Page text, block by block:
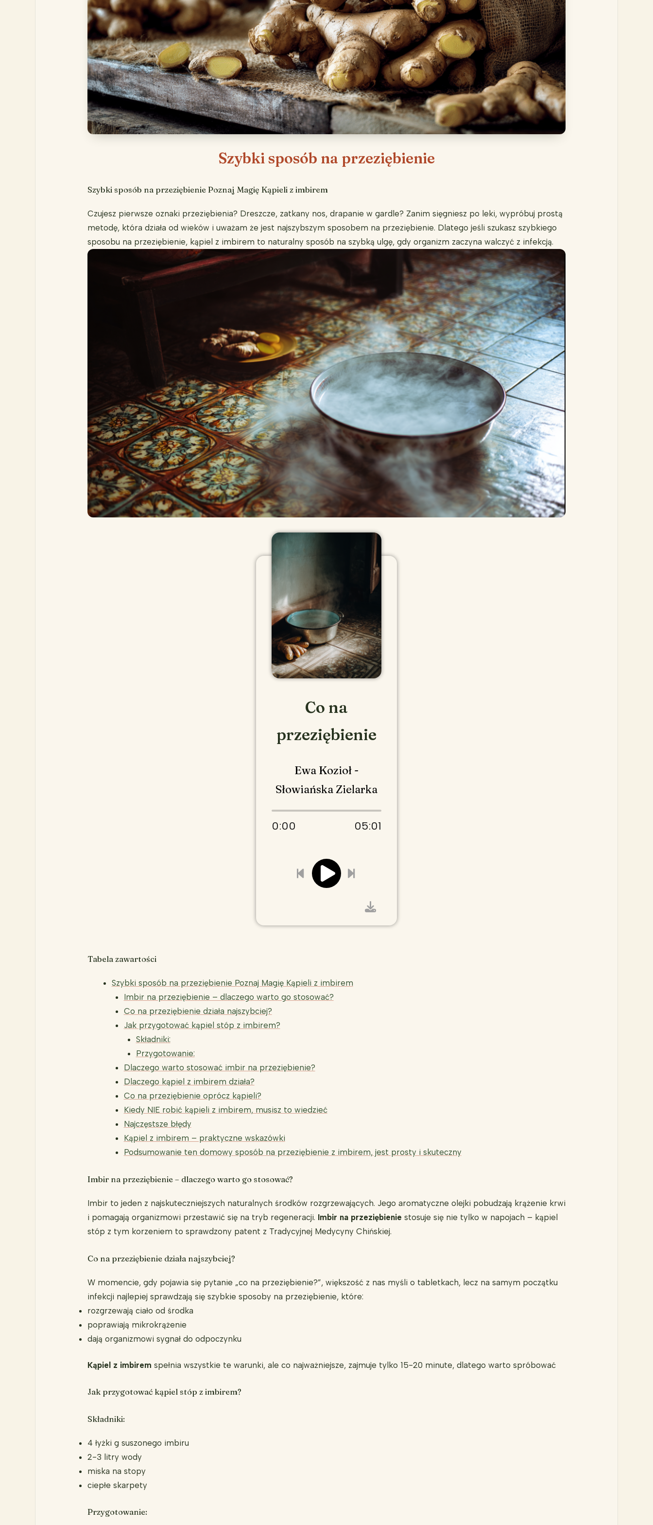
Szybki sposób na przeziębienie
Szybki sposób na przeziębienie Poznaj Magię Kąpieli z imbirem
Czujesz pierwsze oznaki przeziębienia? Dreszcze, zatkany nos, drapanie w gardle? Zanim sięgniesz po leki, wypróbuj prostą
metodę, która działa od wieków i uważam że jest najszybszym sposobem na przeziębienie. Dlatego jeśli szukasz szybkiego
sposobu na przeziębienie, kąpiel z imbirem to naturalny sposób na szybką ulgę, gdy organizm zaczyna walczyć z infekcją.
Co na
przeziębienie
Ewa Kozioł -
Słowiańska Zielarka
0:00 05:01
Tabela zawartości
Szybki sposób na przeziębienie Poznaj Magię Kąpieli z imbirem
Imbir na przeziębienie – dlaczego warto go stosować?
Co na przeziębienie działa najszybciej?
Jak przygotować kąpiel stóp z imbirem?
Składniki:
Przygotowanie:
Dlaczego warto stosować imbir na przeziębienie?
Dlaczego kąpiel z imbirem działa?
Co na przeziębienie oprócz kąpieli?
Kiedy NIE robić kąpieli z imbirem, musisz to wiedzieć
Najczęstsze błędy
Kąpiel z imbirem – praktyczne wskazówki
Podsumowanie ten domowy sposób na przeziębienie z imbirem, jest prosty i skuteczny
Imbir na przeziębienie – dlaczego warto go stosować?
Imbir to jeden z najskuteczniejszych naturalnych środków rozgrzewających. Jego aromatyczne olejki pobudzają krążenie krwi
i pomagają organizmowi przestawić się na tryb regeneracji. Imbir na przeziębienie stosuje się nie tylko w napojach – kąpiel
stóp z tym korzeniem to sprawdzony patent z Tradycyjnej Medycyny Chińskiej.
Co na przeziębienie działa najszybciej?
W momencie, gdy pojawia się pytanie „co na przeziębienie?”, większość z nas myśli o tabletkach, lecz na samym początku
infekcji najlepiej sprawdzają się szybkie sposoby na przeziębienie, które:
rozgrzewają ciało od środka
poprawiają mikrokrążenie
dają organizmowi sygnał do odpoczynku
Kąpiel z imbirem spełnia wszystkie te warunki, ale co najważniejsze, zajmuje tylko 15-20 minute, dlatego warto spróbować
Jak przygotować kąpiel stóp z imbirem?
Składniki:
4 łyżki g suszonego imbiru
2-3 litry wody
miska na stopy
ciepłe skarpety
Przygotowanie: